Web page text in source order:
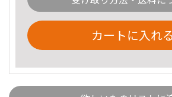
カートに入れる